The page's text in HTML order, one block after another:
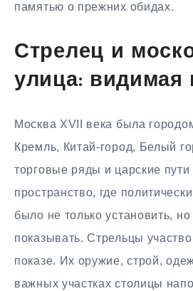
памятью о прежних обидах.
Стрелец и
улица: видимая
Москва XVII века была
Кремль, Китай-город, Белый
торговые ряды и царские пути
пространство, где
было не только установить,
показывать. Стрельцы
показе. Их оружие, строй,
важных участках столицы